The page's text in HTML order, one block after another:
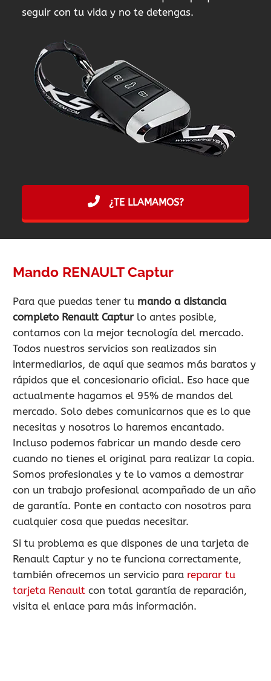
seguir con tu vida y no te detengas.
¿TE LLAMAMOS?
Mando RENAULT Captur
Para que puedas tener tu mando a distancia
completo Renault Capturlo antes posible,
contamos con la mejor tecnología del mercado.
Todos nuestros servicios son realizados sin
intermediarios, de aquí que seamos más baratos y
rápidos que el concesionario oficial. Eso hace que
actualmente hagamos el 95% de mandos del
mercado. Solo debes comunicarnos que es lo que
necesitas y nosotros lo haremos encantado.
Incluso podemos fabricar un mando desde cero
cuando no tienes el original para realizar la copia.
Somos profesionales y te lo vamos a demostrar
con un trabajo profesional acompañado de un año
de garantía. Ponte en contacto con nosotros para
cualquier cosa que puedas necesitar.
Si tu problema es que dispones de una tarjeta de
Renault Captur y no te funciona correctamente,
también ofrecemos un servicio para reparar tu
tarjeta Renault con total garantía de reparación,
visita el enlace para más información.